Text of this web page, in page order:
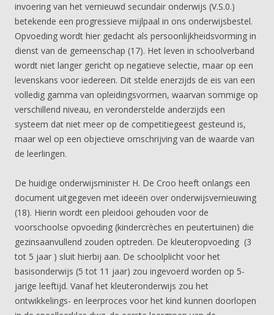
invoering van het vernieuwd secundair onderwijs (V.S.0.)
betekende een progressieve mijlpaal in ons onderwijsbestel.
Opvoeding wordt hier gedacht als persoonlijkheidsvorming in
dienst van de gemeenschap (17). Het leven in schoolverband
wordt niet langer gericht op negatieve selectie, maar op een
levenskans voor iedereen. Dit stelde enerzijds de eis van een
volledig gamma van opleidingsvormen, waarvan sommige op
verschillend niveau, en veronderstelde anderzijds een
systeem dat niet meer op de competitiegeest gesteund is,
maar wel op een objectieve omschrijving van de waarde van
de leerlingen.
De huidige onderwijsminister H. De Croo heeft onlangs een
document uitgegeven met ideeën over onderwijsvernieuwing
(18). Hierin wordt een pleidooi gehouden voor de
voorschoolse opvoeding (kindercrèches en peutertuinen) die
gezinsaanvullend zouden optreden. De kleuteropvoeding (3
tot 5 jaar ) sluit hierbij aan. De schoolplicht voor het
basisonderwijs (5 tot 11 jaar) zou ingevoerd worden op 5-
jarige leeftijd. Vanaf het kleuteronderwijs zou het
ontwikkelings- en leerproces voor het kind kunnen doorlopen